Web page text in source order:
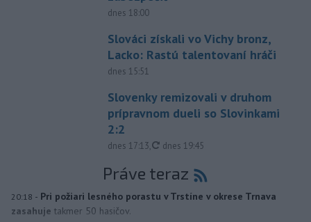
dnes 18:00
Slováci získali vo Vichy bronz,
Lacko: Rastú talentovaní hráči
dnes 15:51
Slovenky remizovali v druhom
prípravnom dueli so Slovinkami
2:2
dnes 17:13, aktualizované
dnes 19:45
Práve teraz
20:18 - Pri požiari lesného porastu v Trstíne v okrese Trnava
zasahuje takmer 50 hasičov.